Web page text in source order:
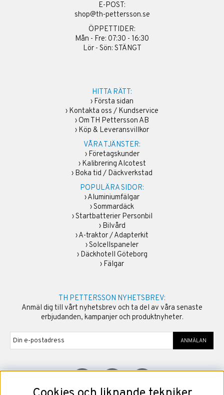
E-POST:
shop@th-pettersson.se
ÖPPETTIDER:
Mån - Fre: 07:30 - 16:30
Lör - Sön: STÄNGT
HITTA RÄTT:
› Första sidan
› Kontakta oss / Kundservice
› Om TH Pettersson AB
› Köp & Leveransvillkor
VÅRA TJÄNSTER:
› Företagskunder
› Kalibrering Alcotest
› Boka tid / Däckverkstad
POPULÄRA SIDOR:
›Aluminiumfälgar
›Sommardäck
›Startbatterier Personbil
› Bilvård
›A-traktor / Adapterkit
›Solcellspaneler
› Däckhotell Göteborg
› Fälgar
TH PETTERSSON NYHETSBREV:
Anmäl dig till vårt nyhetsbrev och ta del av våra senaste
erbjudanden, kampanjer och produktnyheter.
ANMÄLAN